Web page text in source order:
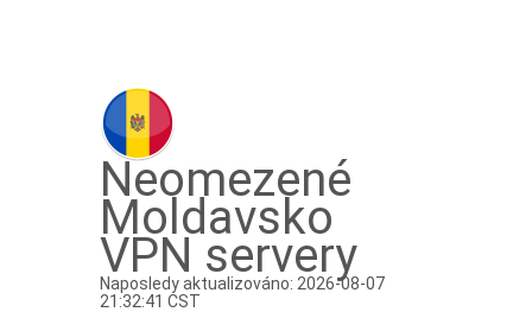
Neomezené
Moldavsko
VPN servery
Naposledy aktualizováno: 2026-08-07
21:32:41 CST